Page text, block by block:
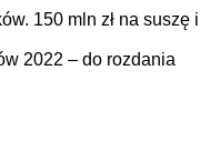
150 mln zł na suszę i
2022 – do rozdania